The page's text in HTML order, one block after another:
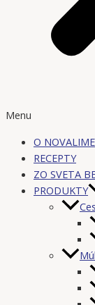
Menu
O NOVALIME
RECEPTY
ZO SVETA
PRODUKTY